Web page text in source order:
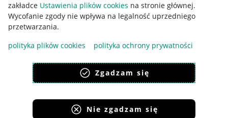
zakładce Ustawienia plików cookies na stronie głównej.
Wycofanie zgody nie wpływa na legalność uprzedniego
przetwarzania.
polityka plików cookies
polityka ochrony prywatności
Zgadzam się
Nie zgadzam się
Korzystanie z serwisu oznacza akceptacjęregulaminu